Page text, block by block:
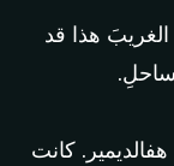
الغريبَ هذا قد
كانت